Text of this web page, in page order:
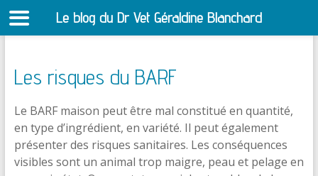
Les risques du BARF
Le BARF maison peut être mal constitué en quantité,
en type d’ingrédient, en variété. Il peut également
présenter des risques sanitaires. Les conséquences
visibles sont un animal trop maigre, peau et pelage en
Le blog du Dr Vet Géraldine Blanchard